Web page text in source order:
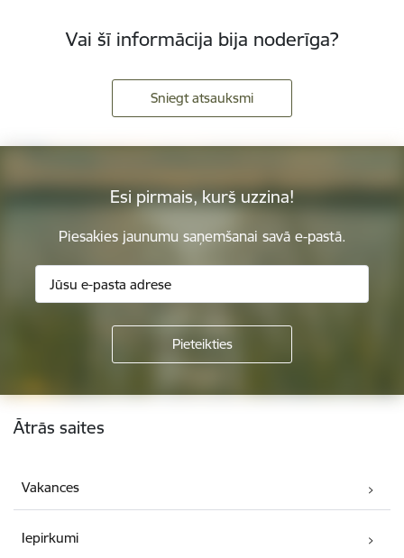
Vai šī informācija bija noderīga?
Sniegt atsauksmi
Esi pirmais, kurš uzzina!
Piesakies jaunumu saņemšanai savā e-pastā.
Kājene
Ātrās saites
Vakances
Iepirkumi